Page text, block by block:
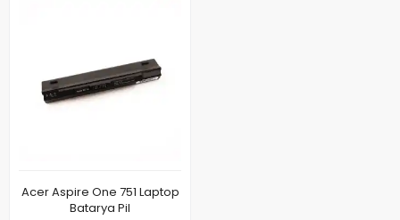
Acer Aspire One 751 Laptop
Batarya Pil